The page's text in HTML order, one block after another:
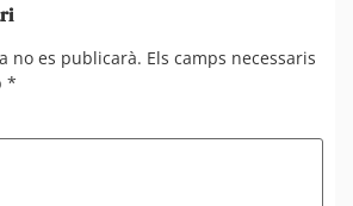
no es publicarà. Els camps necessaris
*